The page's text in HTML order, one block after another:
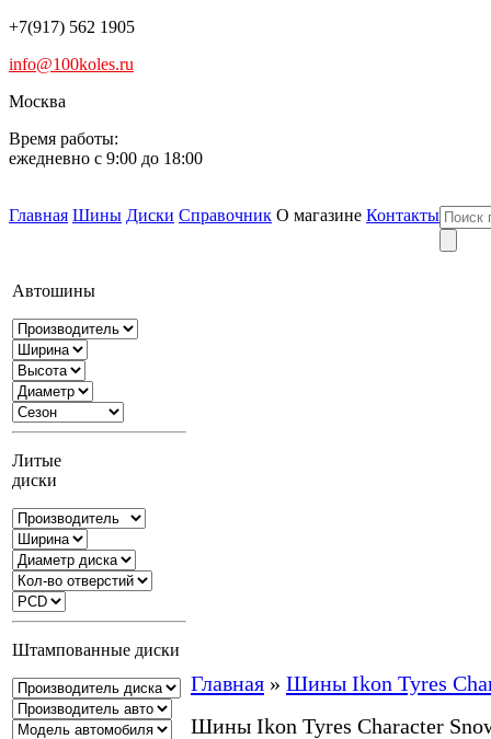
+7(917) 562 1905
info@100koles.ru
Москва
Время работы:
ежедневно с 9:00 до 18:00
Главная Шины Диски Справочник О магазине Контакты
Автошины
Литые
диски
Штампованные диски
Главная » Шины Ikon Tyres
Шины Ikon Tyres Character